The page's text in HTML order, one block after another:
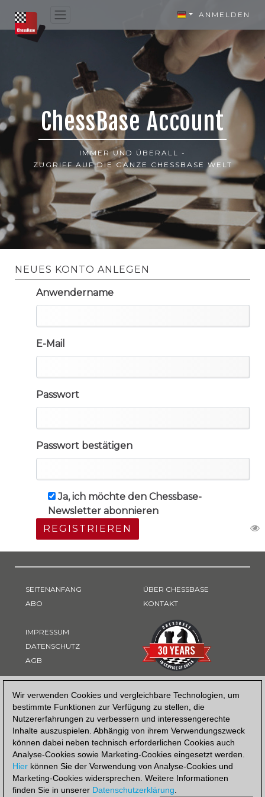
Wir verwenden Cookies und vergleichbare Technologien, um
bestimmte Funktionen zur Verfügung zu stellen, die
Nutzererfahrungen zu verbessern und interessengerechte
Inhalte auszuspielen. Abhängig von ihrem Verwendungszweck
können dabei neben technisch erforderlichen Cookies auch
Analyse-Cookies sowie Marketing-Cookies eingesetzt werden.
Hier können Sie der Verwendung von Analyse-Cookies und
Marketing-Cookies widersprechen. Weitere Informationen
finden Sie in unserer Datenschutzerklärung.
ANMELDEN
ChessBase Account
IMMER UND ÜBERALL -
ZUGRIFF AUF DIE GANZE CHESSBASE WELT
NEUES KONTO ANLEGEN
Anwendername
E-Mail
Passwort
Passwort bestätigen
Ja, ich möchte den Chessbase-
Newsletter abonnieren
REGISTRIEREN
SEITENANFANG
ABO
IMPRESSUM
DATENSCHUTZ
AGB
ÜBER CHESSBASE
KONTAKT
ZAHLUNGSART